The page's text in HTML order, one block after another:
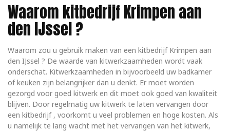
Waarom kitbedrijf Krimpen aan
den IJssel ?
Waarom zou u gebruik maken van een kitbedrijf Krimpen aan
den IJssel ? De waarde van kitwerkzaamheden wordt vaak
onderschat. Kitwerkzaamheden in bijvoorbeeld uw badkamer
of keuken zijn belangrijker dan u denkt. Er moet worden
gezorgd voor goed kitwerk en dit moet ook goed van kwaliteit
blijven. Door regelmatig uw kitwerk te laten vervangen door
een kitbedrijf , voorkomt u veel problemen en hoge kosten. Als
u namelijk te lang wacht met het vervangen van het kitwerk,